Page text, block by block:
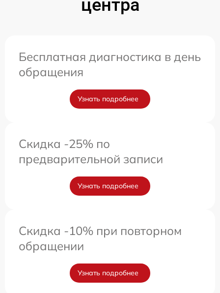
центра
Бесплатная диагностика в день
обращения
Узнать подробнее
Скидка -25% по
предварительной записи
Узнать подробнее
Скидка -10% при повторном
обращении
Узнать подробнее